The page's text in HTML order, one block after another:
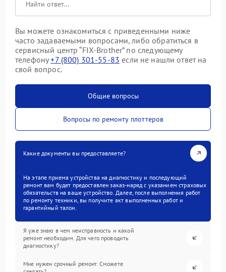
Вы можете ознакомиться с приведенными ниже
часто задаваемыми вопросами, либо обратиться в
сервисный центр “FIX-Brother” по следующему
телефону+7 (800) 301-55-83 если не нашли ответ на
свой вопрос.
Общие вопросы
Вопросы по ремонту плоттеров
Какие документы вы предоставляете?
На этапе приема устройства на диагностику и последующий
ремонт вам будет предоставлен заказ-наряд с указанием страховых
обязательств на ваше устройство. Далее, после выполнения работ
по ремонту техники, вы получите акт выполненных работ и
гарантийный талон.
Я уже знаю в чем неисправность и какой
ремонт необходим. Для чего проводить
диагностику?
Мне нужен срочный ремонт. Сможете